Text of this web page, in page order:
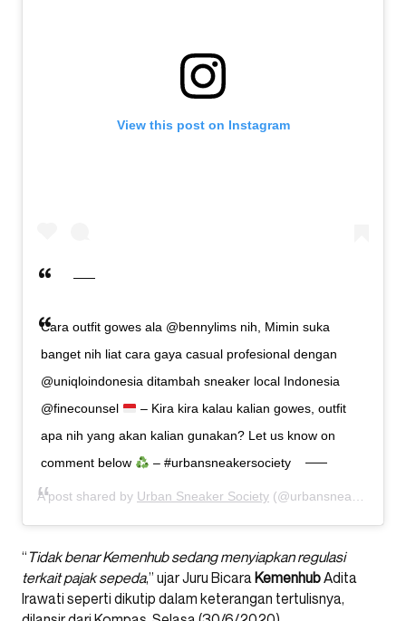
View this post on Instagram
Cara outfit gowes ala @bennylims nih, Mimin suka
banget nih liat cara gaya casual profesional dengan
@uniqloindonesia ditambah sneaker local Indonesia
@finecounsel
– Kira kira kalau kalian gowes, outfit
apa nih yang akan kalian gunakan? Let us know on
comment below
– #urbansneakersociety
A post shared by Urban Sneaker Society (@urbansneakersociety) on
“ Tidak benar Kemenhub sedang menyiapkan regulasi
terkait pajak sepeda,” ujar Juru Bicara KemenhubAdita
Irawati seperti dikutip dalam keterangan tertulisnya,